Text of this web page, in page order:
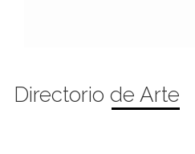
Directorio de Arte